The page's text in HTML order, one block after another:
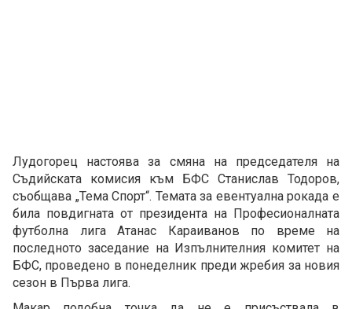
Лудогорец настоява за смяна на председателя на
Съдийската комисия към БФС Станислав Тодоров,
съобщава „Тема Спорт“. Темата за евентуална рокада е
била повдигната от президента на Професионалната
футболна лига Атанас Караиванов по време на
последното заседание на Изпълнителния комитет на
БФС, проведено в понеделник преди жребия за новия
сезон в Първа лига.